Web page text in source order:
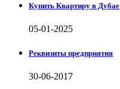
Купить Квартиру в Дубае
05-01-2025
Реквизиты предприятия
30-06-2017